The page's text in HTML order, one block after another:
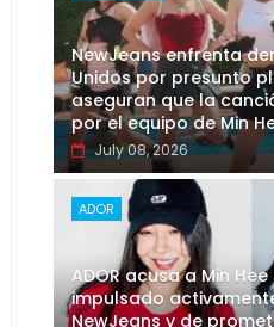
NewJeans enfrenta
Unidos por presunto
aseguran que la
por el equipo de Min
July 08, 2026
ADOR
ADOR acusa a Min
impulsado
NewJeans y de